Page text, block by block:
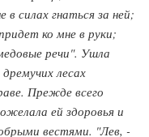
силах гнаться за ней;
ко мне в руки;
речи". Ушла
лесах
Прежде всего
ей здоровья и
вестями. "Лев, -